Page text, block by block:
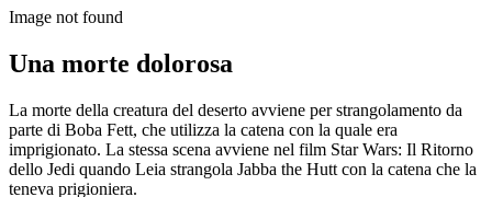
Image not found
Una morte dolorosa
La morte della creatura del deserto avviene per strangolamento da
parte di Boba Fett, che utilizza la catena con la quale era
imprigionato. La stessa scena avviene nel film Star Wars: Il Ritorno
dello Jedi quando Leia strangola Jabba the Hutt con la catena che la
teneva prigioniera.